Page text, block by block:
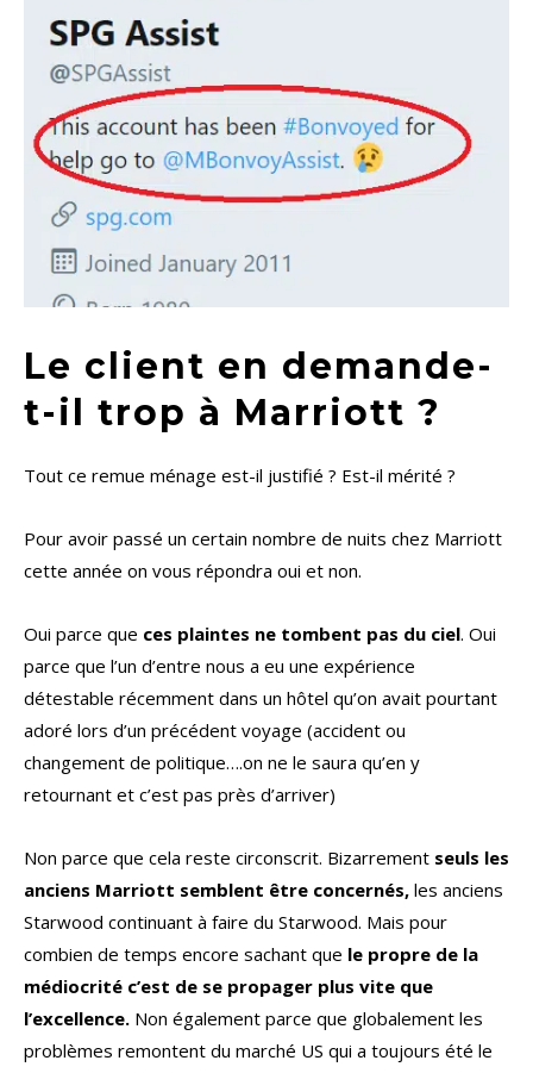
Le client en demande-
t-il trop à Marriott ?
Tout ce remue ménage est-il justifié ? Est-il mérité ?
Pour avoir passé un certain nombre de nuits chez Marriott
cette année on vous répondra oui et non.
Oui parce que ces plaintes ne tombent pas du ciel. Oui
parce que l’un d’entre nous a eu une expérience
détestable récemment dans un hôtel qu’on avait pourtant
adoré lors d’un précédent voyage (accident ou
changement de politique….on ne le saura qu’en y
retournant et c’est pas près d’arriver)
Non parce que cela reste circonscrit. Bizarrement seuls les
anciens Marriott semblent être concernés, les anciens
Starwood continuant à faire du Starwood. Mais pour
combien de temps encore sachant que le propre de la
médiocrité c’est de se propager plus vite que
l’excellence. Non également parce que globalement les
problèmes remontent du marché US qui a toujours été le